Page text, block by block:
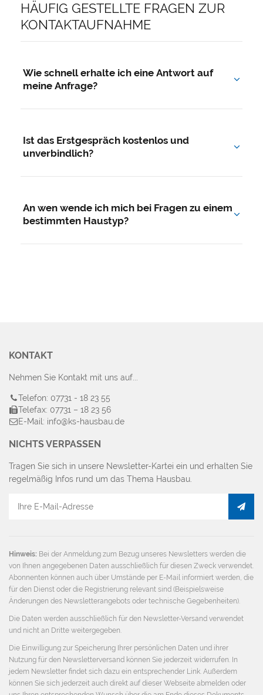
HÄUFIG GESTELLTE FRAGEN ZUR
KONTAKTAUFNAHME
Wie schnell erhalte ich eine Antwort auf
meine Anfrage?
per E-Mail, ganz wie Sie es wünschen.
Ist das Erstgespräch kostenlos und
unverbindlich?
um Haustyp, Grundstück oder Finanzierung geht.
An wen wende ich mich bei Fragen zu einem
bestimmten Haustyp?
KONTAKT
Nehmen Sie Kontakt mit uns auf...
Telefon: 07731 - 18 23 55
Telefax: 07731 – 18 23 56
E-Mail: info@ks-hausbau.de
NICHTS VERPASSEN
Tragen Sie sich in unsere Newsletter-Kartei ein und erhalten Sie
regelmäßig Infos rund um das Thema Hausbau.
Hinweis: Bei der Anmeldung zum Bezug unseres Newsletters werden die
von Ihnen angegebenen Daten ausschließlich für diesen Zweck verwendet.
Abonnenten können auch über Umstände per E-Mail informiert werden, die
für den Dienst oder die Registrierung relevant sind (Beispielsweise
Änderungen des Newsletterangebots oder technische Gegebenheiten).
Die Daten werden ausschließlich für den Newsletter-Versand verwendet
und nicht an Dritte weitergegeben.
Die Einwilligung zur Speicherung Ihrer persönlichen Daten und ihrer
Nutzung für den Newsletterversand können Sie jederzeit widerrufen. In
jedem Newsletter findet sich dazu ein entsprechender Link. Außerdem
können Sie sich jederzeit auch direkt auf dieser Webseite abmelden oder